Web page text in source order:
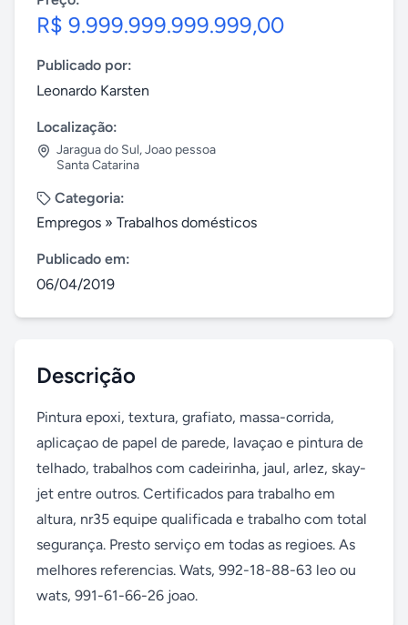
R$ 9.999.999.999.999,00
Publicado por:
Leonardo Karsten
Localização:
Jaragua do Sul,Joao pessoa
Santa Catarina
Categoria:
Empregos » Trabalhos domésticos
Publicado em:
06/04/2019
Descrição
Pintura epoxi, textura, grafiato, massa-corrida,
aplicaçao de papel de parede, lavaçao e pintura de
telhado, trabalhos com cadeirinha, jaul, arlez, skay-
jet entre outros. Certificados para trabalho em
altura, nr35 equipe qualificada e trabalho com total
segurança. Presto serviço em todas as regioes. As
melhores referencias. Wats, 992-18-88-63 leo ou
wats, 991-61-66-26 joao.